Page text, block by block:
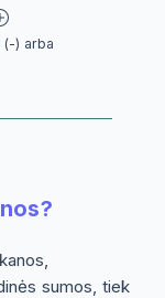
(-) arba
sumos, tiek